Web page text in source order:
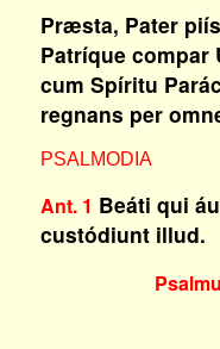
Præsta, Pater
Patríque compar
cum Spíritu
regnans per
PSALMODIA
Ant. 1 Beáti qui
custódiunt illud.